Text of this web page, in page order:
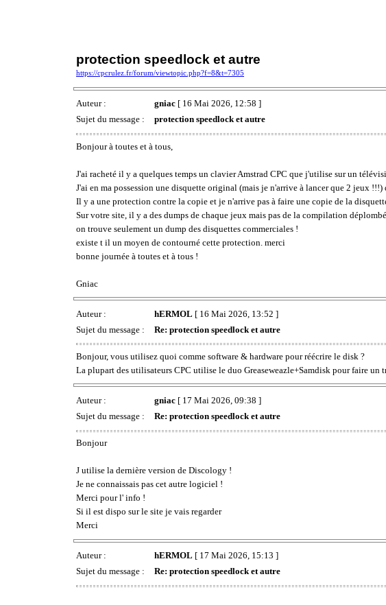
protection speedlock et autre
https://cpcrulez.fr/forum/viewtopic.php?f=8&t=7305
Auteur : gniac [ 16 Mai 2026, 12:58 ]
Sujet du message :
protection speedlock et autre
Bonjour à toutes et à tous,
J'ai racheté il y a quelques temps un clavier Amstrad CPC que j'utilise sur un
J'ai en ma possession une disquette original (mais je n'arrive à lancer que 2 jeux
Il y a une protection contre la copie et je n'arrive pas à faire une copie de la
Sur votre site, il y a des dumps de chaque jeux mais pas de la compilation
on trouve seulement un dump des disquettes commerciales !
existe t il un moyen de contourné cette protection. merci
bonne journée à toutes et à tous !
Gniac
Auteur : hERMOL [ 16 Mai 2026, 13:52 ]
Sujet du message :
Re: protection speedlock et autre
Bonjour, vous utilisez quoi comme software & hardware pour réécrire le disk ?
La plupart des utilisateurs CPC utilise le duo Greaseweazle+Samdisk pour faire un
Auteur : gniac [ 17 Mai 2026, 09:38 ]
Sujet du message :
Re: protection speedlock et autre
Bonjour
J utilise la dernière version de Discology !
Je ne connaissais pas cet autre logiciel !
Merci pour l' info !
Si il est dispo sur le site je vais regarder
Merci
Auteur : hERMOL [ 17 Mai 2026, 15:13 ]
Sujet du message :
Re: protection speedlock et autre